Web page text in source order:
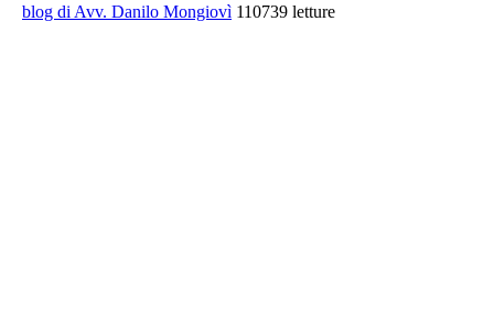
blog di Avv. Danilo Mongiovì 110739 letture